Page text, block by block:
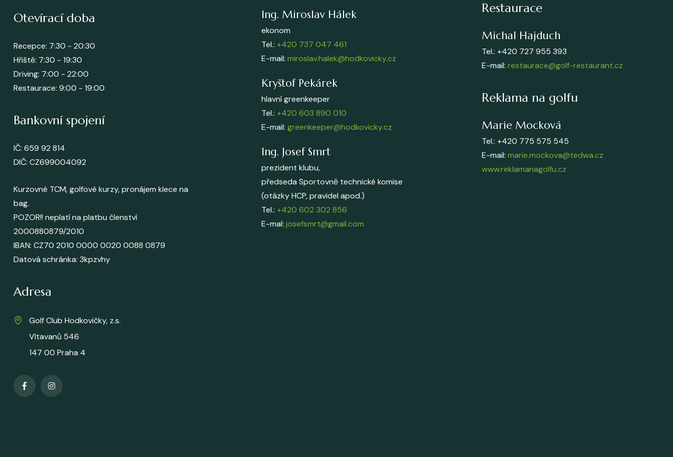
Otevírací doba
Recepce: 7:30 - 20:30
Hřiště: 7:30 - 19:30
Driving: 7:00 - 22:00
Restaurace: 9:00 - 19:00
Bankovní spojení
IČ: 659 92 814
DIČ: CZ699004092
Kurzovné TCM, golfové kurzy, pronájem klece na
bag.
POZOR!! neplatí na platbu členství
2000880879/2010
IBAN: CZ70 2010 0000 0020 0088 0879
Datová schránka: 3kpzvhy
Adresa
Golf Club Hodkovičky, z.s.
Vltavanů 546
147 00 Praha 4
Ing. Miroslav Hálek
ekonom
Tel.: +420 737 047 461
E-mail: miroslav.halek@hodkovicky.cz
Kryštof Pekárek
hlavní greenkeeper
Tel.: +420 603 890 010
E-mail: greenkeeper@hodkovicky.cz
Ing. Josef Smrt
prezident klubu,
předseda Sportovně technické komise
(otázky HCP, pravidel apod.)
Tel.: +420 602 302 856
E-mal: josefsmrt@gmail.com
Restaurace
Michal Hajduch
Tel.: +420 727 955 393
E-mail: restaurace@golf-restaurant.cz
Reklama na golfu
Marie Mocková
Tel.: +420 775 575 545
E-mail: marie.mockova@tedwa.cz
www.reklamanagolfu.cz